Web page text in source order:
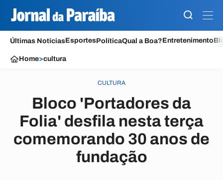
Últimas NotíciasEsportesPolíticaQual a Boa?Entretenimento
Home>cultura
CULTURA
Bloco 'Portadores da
Folia' desfila nesta terça
comemorando 30 anos de
fundação